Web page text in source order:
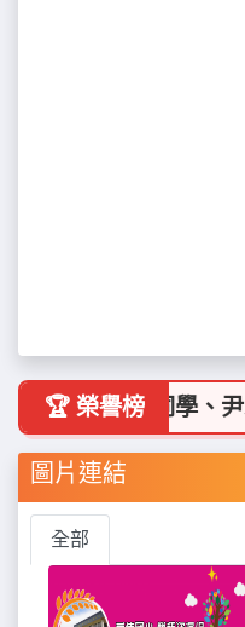
🏆 榮譽榜
：洪萱媃同學、尹苡
圖片連結
全部